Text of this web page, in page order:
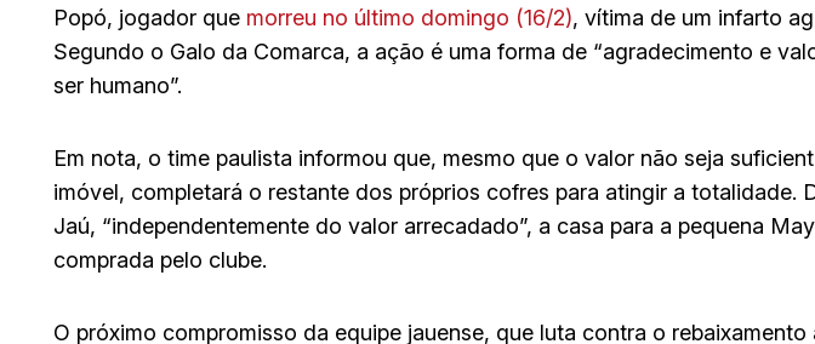
Popó, jogador que morreu no último domingo (16/2), vítima de um infarto
Segundo o Galo da Comarca, a ação é uma forma de “agradecimento e
ser humano”.
Em nota, o time paulista informou que, mesmo que o valor não seja
imóvel, completará o restante dos próprios cofres para atingir a totalidade.
Jaú, “independentemente do valor arrecadado”, a casa para a pequena
comprada pelo clube.
O próximo compromisso da equipe jauense, que luta contra o